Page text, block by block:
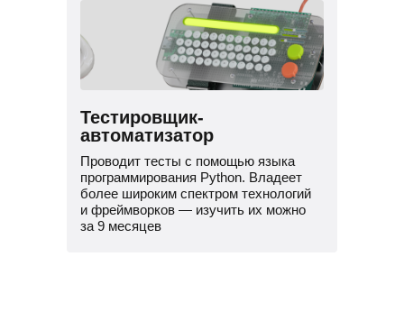
Тестировщик-
автоматизатор
Проводит тесты с помощью языка
программирования Python. Владеет
более широким спектром технологий
и фреймворков — изучить их можно
за 9 месяцев